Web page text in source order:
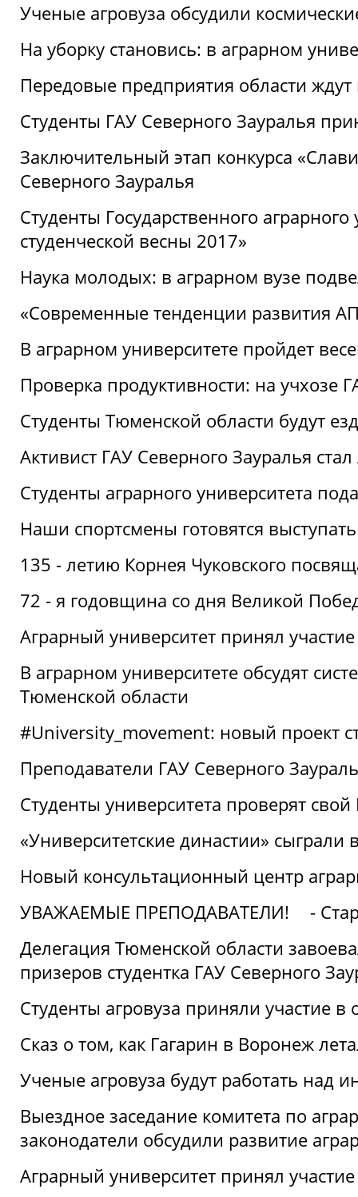
Ученые агровуза обсудили
На уборку становись: в аграрном
Передовые предприятия области ждут
Студенты ГАУ Северного Зауралья
Заключительный этап конкурса
Северного Зауралья
Студенты Государственного
студенческой весны 2017»
Наука молодых: в аграрном вузе
«Современные тенденции развития
В аграрном университете пройдет
Проверка продуктивности: на учхозе
Студенты Тюменской области будут
Активист ГАУ Северного Зауралья
Студенты аграрного университета
Наши спортсмены готовятся
135 - летию Корнея Чуковского
72 - я годовщина со дня Великой
Аграрный университет принял
В аграрном университете обсудят
Тюменской области
#University_movement: новый проект
Преподаватели ГАУ Северного
Студенты университета проверят свой
«Университетские династии»
Новый консультационный центр
УВАЖАЕМЫЕ ПРЕПОДАВАТЕЛИ!
-
Делегация Тюменской области
призеров студентка ГАУ Северного
Студенты агровуза приняли участие в
Сказ о том, как Гагарин в Воронеж
Ученые агровуза будут работать над
Выездное заседание комитета по
законодатели обсудили развитие
Аграрный университет принял